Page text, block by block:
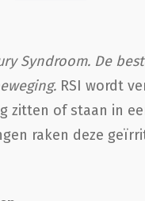
Syndroom. De
RSI wordt
zitten of staan in
raken deze